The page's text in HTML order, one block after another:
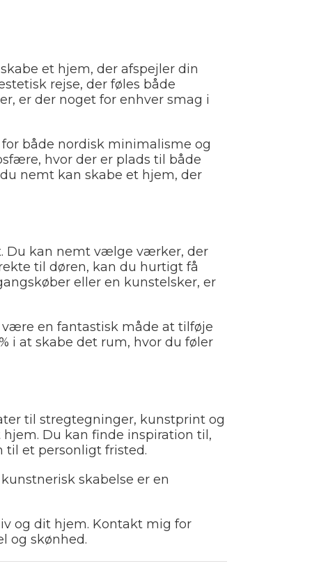
et hjem, der afspejler din
rejse, der føles både
er der noget for enhver smag i
både nordisk minimalisme og
hvor der er plads til både
nemt kan skabe et hjem, der
Du kan nemt vælge værker, der
til døren, kan du hurtigt få
eller en kunstelsker, er
en fantastisk måde at tilføje
i at skabe det rum, hvor du føler
til stregtegninger, kunstprint og
Du kan finde inspiration til,
til et personligt fristed.
skabelse er en
og dit hjem. Kontakt mig for
og skønhed.